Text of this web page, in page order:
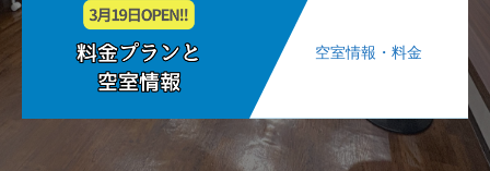
空室情報・料金